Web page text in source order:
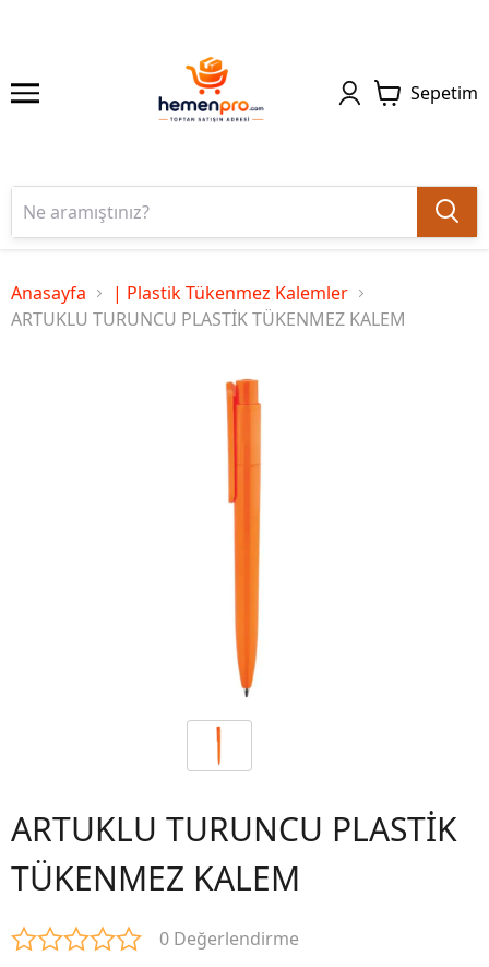
Sepetim
Anasayfa
| Plastik Tükenmez Kalemler
ARTUKLU TURUNCU PLASTİK TÜKENMEZ KALEM
ARTUKLU TURUNCU PLASTİK
TÜKENMEZ KALEM
0 Değerlendirme